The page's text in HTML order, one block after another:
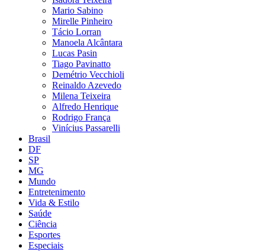
Mario Sabino
Mirelle Pinheiro
Tácio Lorran
Manoela Alcântara
Lucas Pasin
Tiago Pavinatto
Demétrio Vecchioli
Reinaldo Azevedo
Milena Teixeira
Alfredo Henrique
Rodrigo França
Vinícius Passarelli
Brasil
DF
SP
MG
Mundo
Entretenimento
Vida & Estilo
Saúde
Ciência
Esportes
Especiais